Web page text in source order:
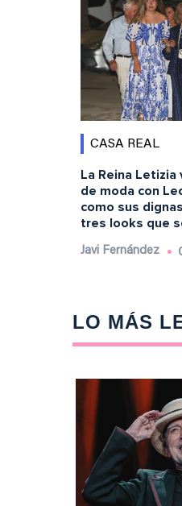
CASA REAL
La Reina
de moda con
como sus
tres looks que
Javi Fernández
LO MÁS